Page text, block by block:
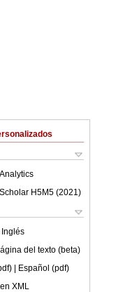
H5M5 (2021 )
Inglés
del texto (beta)
| Español (pdf)
XML